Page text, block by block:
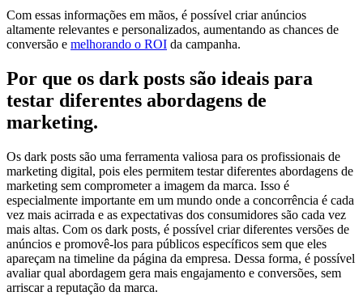
Com essas informações em mãos, é possível criar anúncios
altamente relevantes e personalizados, aumentando as chances de
conversão e melhorando o ROI da campanha.
Por que os dark posts são ideais para
testar diferentes abordagens de
marketing.
Os dark posts são uma ferramenta valiosa para os profissionais de
marketing digital, pois eles permitem testar diferentes abordagens de
marketing sem comprometer a imagem da marca. Isso é
especialmente importante em um mundo onde a concorrência é cada
vez mais acirrada e as expectativas dos consumidores são cada vez
mais altas. Com os dark posts, é possível criar diferentes versões de
anúncios e promovê-los para públicos específicos sem que eles
apareçam na timeline da página da empresa. Dessa forma, é possível
avaliar qual abordagem gera mais engajamento e conversões, sem
arriscar a reputação da marca.